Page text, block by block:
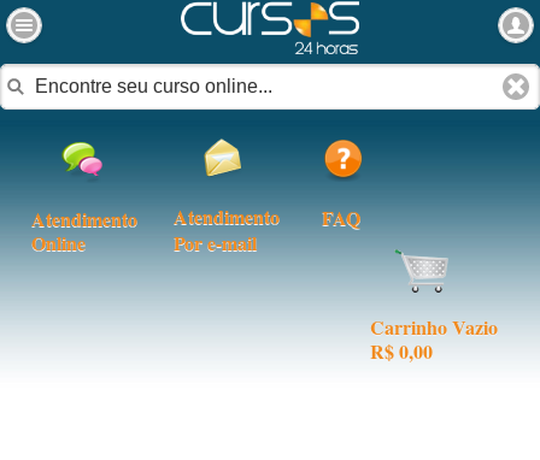
Atendimento
Online
Atendimento
Por e-mail
FAQ
Carrinho Vazio
R$ 0,00